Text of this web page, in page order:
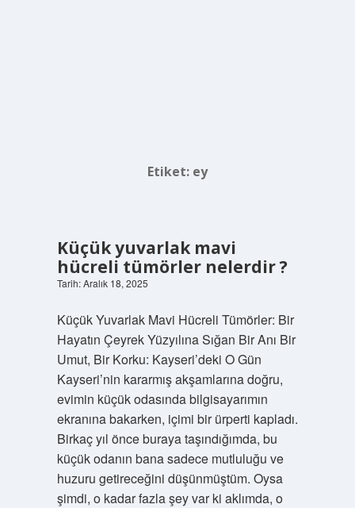
Etiket: ey
Küçük yuvarlak mavi
hücreli tümörler nelerdir ?
Tarih: Aralık 18, 2025
Küçük Yuvarlak Mavi Hücreli Tümörler: Bir
Hayatın Çeyrek Yüzyılına Sığan Bir Anı Bir
Umut, Bir Korku: Kayseri’deki O Gün
Kayseri’nin kararmış akşamlarına doğru,
evimin küçük odasında bilgisayarımın
ekranına bakarken, içimi bir ürperti kapladı.
Birkaç yıl önce buraya taşındığımda, bu
küçük odanın bana sadece mutluluğu ve
huzuru getireceğini düşünmüştüm. Oysa
şimdi, o kadar fazla şey var ki aklımda, o